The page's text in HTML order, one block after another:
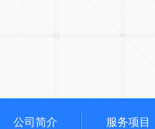
公司简介 服务项目